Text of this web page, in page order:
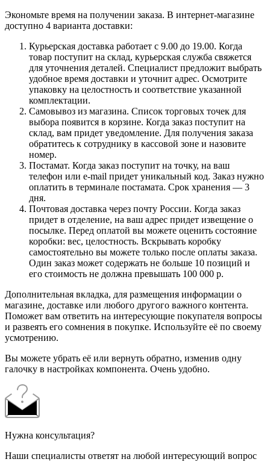
Экономьте время на получении заказа. В интернет-магазине
доступно 4 варианта доставки:
Курьерская доставка работает с 9.00 до 19.00. Когда
товар поступит на склад, курьерская служба свяжется
для уточнения деталей. Специалист предложит выбрать
удобное время доставки и уточнит адрес. Осмотрите
упаковку на целостность и соответствие указанной
комплектации.
Самовывоз из магазина. Список торговых точек для
выбора появится в корзине. Когда заказ поступит на
склад, вам придет уведомление. Для получения заказа
обратитесь к сотруднику в кассовой зоне и назовите
номер.
Постамат. Когда заказ поступит на точку, на ваш
телефон или e-mail придет уникальный код. Заказ нужно
оплатить в терминале постамата. Срок хранения — 3
дня.
Почтовая доставка через почту России. Когда заказ
придет в отделение, на ваш адрес придет извещение о
посылке. Перед оплатой вы можете оценить состояние
коробки: вес, целостность. Вскрывать коробку
самостоятельно вы можете только после оплаты заказа.
Один заказ может содержать не больше 10 позиций и
его стоимость не должна превышать 100 000 р.
Дополнительная вкладка, для размещения информации о
магазине, доставке или любого другого важного контента.
Поможет вам ответить на интересующие покупателя вопросы
и развеять его сомнения в покупке. Используйте её по своему
усмотрению.
Вы можете убрать её или вернуть обратно, изменив одну
галочку в настройках компонента. Очень удобно.
Нужна консультация?
Наши специалисты ответят на любой интересующий вопрос